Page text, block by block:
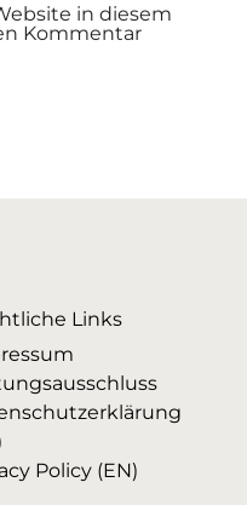
in diesem
Kommentar
Links
Policy (EN)